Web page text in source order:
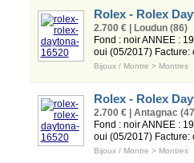
Rolex - Rolex
2.700 € | Loudun (86)
Fond : noir ANNEE :
oui (05/2017) Facture:
Bijoux / Montre > Montres
Rolex - Rolex
2.700 € | Antagnac
Fond : noir ANNEE :
oui (05/2017) Facture:
Bijoux / Montre > Montres